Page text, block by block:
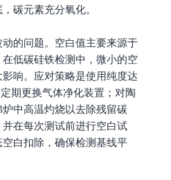
碳元素充分氧化。
的问题。空白值主要来源于
低碳硅铁检测中，微小的空
响。应对策略是使用纯度达
期更换气体净化装置；对陶
中高温灼烧以去除残留碳
在每次测试前进行空白试
白扣除，确保检测基线平